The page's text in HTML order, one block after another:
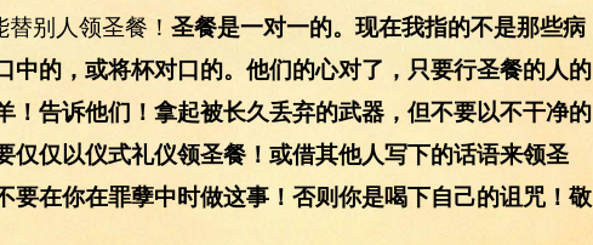
替别人领圣餐！圣餐是一对一的。现在我指的不是那些病
中的，或将杯对口的。他们的心对了，只要行圣餐的人的
！告诉他们！拿起被长久丢弃的武器，但不要以不干净的
仅仅以仪式礼仪领圣餐！或借其他人写下的话语来领圣
要在你在罪孽中时做这事！否则你是喝下自己的诅咒！敬